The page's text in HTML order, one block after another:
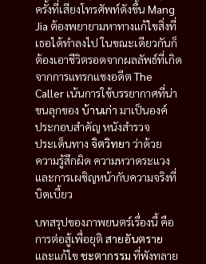
ครั้งที่เสียงโทรศัพท์ดังขึ้น Mang
Jia ต้องพยายามหาทางแก้ไขสิ่งที่
เธอได้ทำลงไป ในขณะเดียวกันก็
ต้องเอาชีวิตรอดจากผลลัพธ์ที่เกิด
จากการแทรกแซงอดีตThe
Caller เน้นการใช้บรรยากาศที่น่า
ขนลุกของ บ้านเก่า มาเป็นองค์
ประกอบสำคัญ หนังสำรวจ
ประเด็นทาง จิตวิทยา ว่าด้วย
ความรู้สึกผิด ความหวาดระแวง
และการเผชิญหน้ากับความจริงที่
บิดเบี้ยว
บทสรุปของภาพยนตร์เรื่องนี้ คือ
การต่อสู้เพื่อยุติ สายอันตราย
และแก้ไข ชะตากรรม ที่พังทลาย